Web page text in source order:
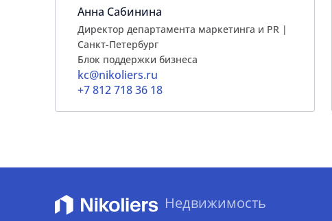
Анна Сабинина
Директор департамента маркетинга и PR |
Cанкт-Петербург
Блок поддержки бизнеса
kc@nikoliers.ru
+7 812 718 36 18
Недвижимость